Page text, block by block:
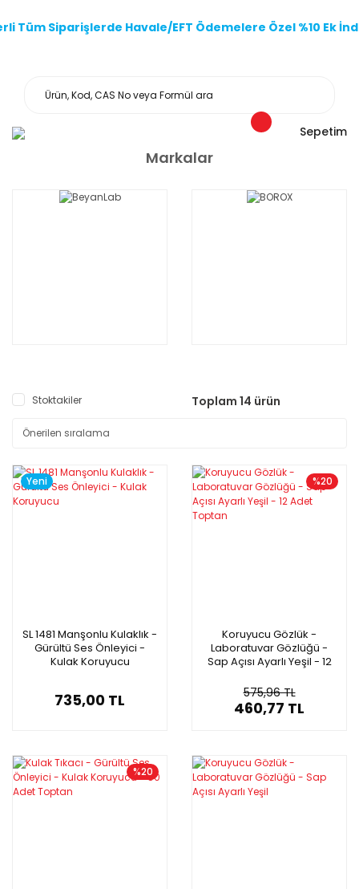
Tüm Siparişlerde Havale/EFT Ödemelere Özel %10 Ek
Sepetim
Markalar
Stoktakiler Toplam 14 ürün
Yeni
SL 1481 Manşonlu Kulaklık -
Gürültü Ses Önleyici -
Kulak Koruyucu
735,00 TL
%20
Koruyucu Gözlük -
Laboratuvar Gözlüğü -
Sap Açısı Ayarlı Yeşil - 12
575,96 TL
460,77 TL
%20